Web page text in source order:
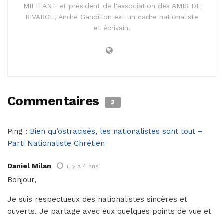
MILITANT et président de l'association des AMIS DE
RIVAROL, André Gandillon est un cadre nationaliste
et écrivain.
Commentaires 2
Ping : Bien qu’ostracisés, les nationalistes sont tout –
Parti Nationaliste Chrétien
Daniel Milan il y a 4 ans
Bonjour,
Je suis respectueux des nationalistes sincères et
ouverts. Je partage avec eux quelques points de vue et